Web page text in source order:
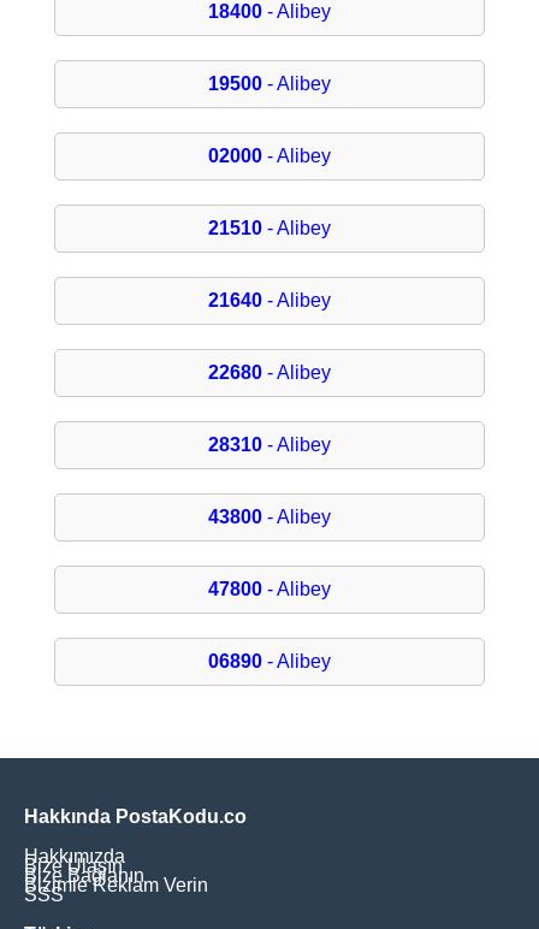
18400- Alibey
19500- Alibey
02000- Alibey
21510- Alibey
21640- Alibey
22680- Alibey
28310- Alibey
43800- Alibey
47800- Alibey
06890- Alibey
Hakkında PostaKodu.co
Hakkımızda
Bize Ulaşın
Bize Bağlanın
Bizimle Reklam Verin
SSS